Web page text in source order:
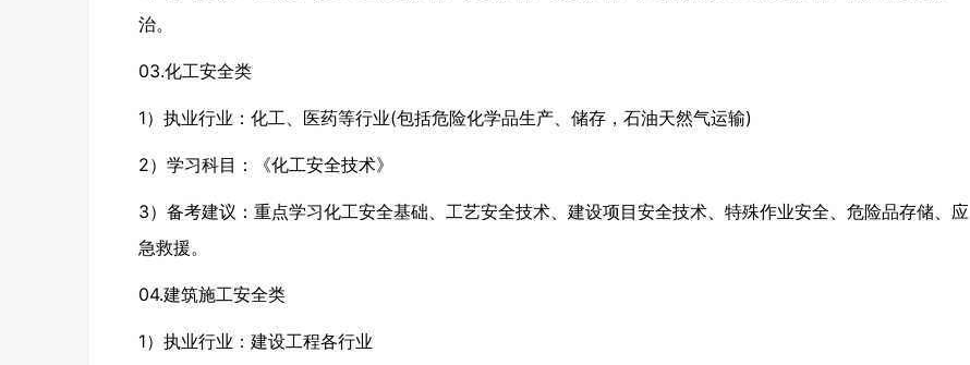
治。
03.化工安全类
1）执业行业：化工、医药等行业(包括危险化学品生产、储存，石油天然气运输)
2）学习科目：《化工安全技术》
3）备考建议：重点学习化工安全基础、工艺安全技术、建设项目安全技术、特殊作业安全、危险品存储、应
急救援。
04.建筑施工安全类
1）执业行业：建设工程各行业